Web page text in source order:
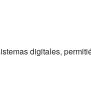
digitales,